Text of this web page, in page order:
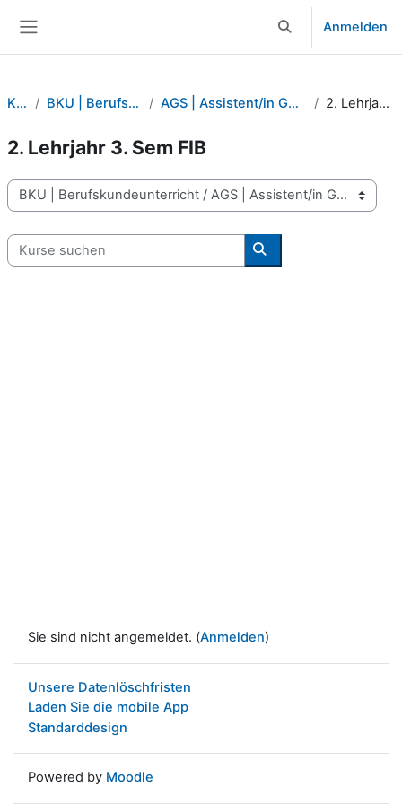
Sucheingabe
Anmelden
Kurse BKU | Berufskundeunterricht AGS | Assistent/in Gesundheit und Soziales 2. Lehrjahr 3. Sem FIB
2. Lehrjahr 3. Sem FIB
Kursbereiche
Kurse suchen
Kurse suchen
Sie sind nicht angemeldet. (Anmelden)
Unsere Datenlöschfristen
Laden Sie die mobile App
Standarddesign
Powered by Moodle